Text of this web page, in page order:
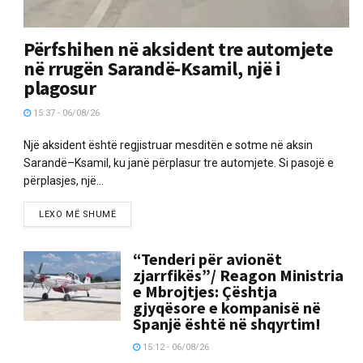
Përfshihen në aksident tre automjete
në rrugën Sarandë-Ksamil, një i
plagosur
15:37 - 06/08/26
Një aksident është regjistruar mesditën e sotme në aksin
Sarandë–Ksamil, ku janë përplasur tre automjete. Si pasojë e
përplasjes, një...
LEXO MË SHUMË
“Tenderi për avionët
zjarrfikës”/ Reagon Ministria
e Mbrojtjes: Çështja
gjyqësore e kompanisë në
Spanjë është në shqyrtim!
15:12 - 06/08/26